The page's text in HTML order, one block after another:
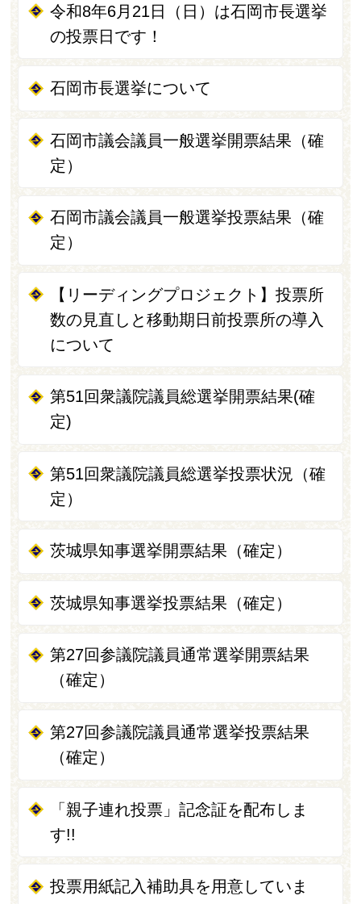
令和8年6月21日（日）は石岡市長選挙
の投票日です！
石岡市長選挙について
石岡市議会議員一般選挙開票結果（確
定）
石岡市議会議員一般選挙投票結果（確
定）
【リーディングプロジェクト】投票所
数の見直しと移動期日前投票所の導入
について
第51回衆議院議員総選挙開票結果(確
定)
第51回衆議院議員総選挙投票状況（確
定）
茨城県知事選挙開票結果（確定）
茨城県知事選挙投票結果（確定）
第27回参議院議員通常選挙開票結果
（確定）
第27回参議院議員通常選挙投票結果
（確定）
「親子連れ投票」記念証を配布しま
す!!
投票用紙記入補助具を用意していま